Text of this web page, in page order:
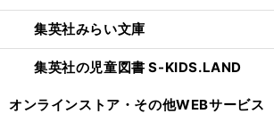
集英社みらい文庫
集英社の児童図書 S-KIDS.LAND
オンラインストア・ その他WEBサービス